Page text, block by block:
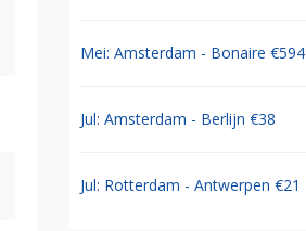
Mei: Amsterdam - Bonaire €594
Jul: Amsterdam - Berlijn €38
Jul: Rotterdam - Antwerpen €21